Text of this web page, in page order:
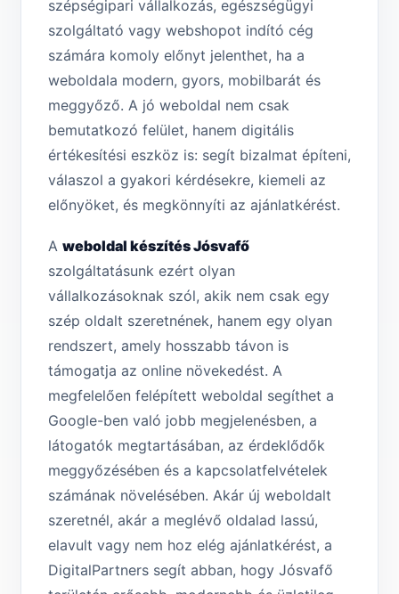
szépségipari vállalkozás, egészségügyi
szolgáltató vagy webshopot indító cég
számára komoly előnyt jelenthet, ha a
weboldala modern, gyors, mobilbarát és
meggyőző. A jó weboldal nem csak
bemutatkozó felület, hanem digitális
értékesítési eszköz is: segít bizalmat építeni,
válaszol a gyakori kérdésekre, kiemeli az
előnyöket, és megkönnyíti az ajánlatkérést.
A weboldal készítés Jósvafő
szolgáltatásunk ezért olyan
vállalkozásoknak szól, akik nem csak egy
szép oldalt szeretnének, hanem egy olyan
rendszert, amely hosszabb távon is
támogatja az online növekedést. A
megfelelően felépített weboldal segíthet a
Google-ben való jobb megjelenésben, a
látogatók megtartásában, az érdeklődők
meggyőzésében és a kapcsolatfelvételek
számának növelésében. Akár új weboldalt
szeretnél, akár a meglévő oldalad lassú,
elavult vagy nem hoz elég ajánlatkérést, a
DigitalPartners segít abban, hogy Jósvafő